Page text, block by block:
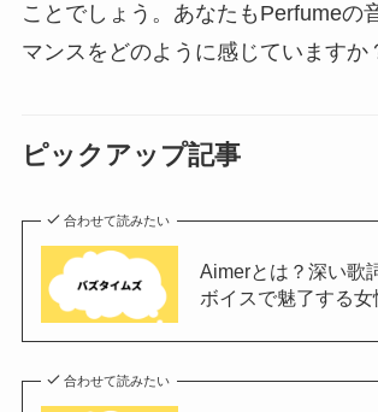
ことでしょう。あなたもPerfumeの
マンスをどのように感じていますか
ピックアップ記事
合わせて読みたい
Aimerとは？深い歌
ボイスで魅了する
合わせて読みたい